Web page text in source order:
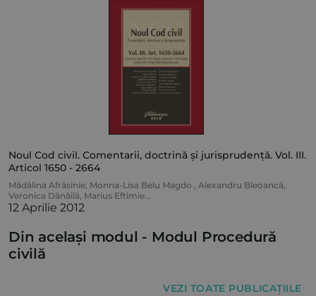
Noul Cod civil. Comentarii, doctrină și jurisprudență. Vol. III.
Articol 1650 - 2664
Mădălina Afrăsinie, Monna-Lisa Belu Magdo , Alexandru Bleoancă,
Veronica Dănăilă, Marius Eftimie...
12 Aprilie 2012
Din același modul - Modul Procedură
civilă
VEZI TOATE PUBLICAȚIILE